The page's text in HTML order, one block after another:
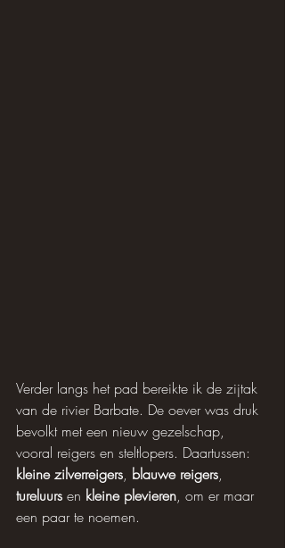
Verder langs het pad bereikte ik de zijtak
van de rivier Barbate. De oever was druk
bevolkt met een nieuw gezelschap,
vooral reigers en steltlopers. Daartussen:
kleine zilverreigers, blauwe reigers,
tureluurs en kleine plevieren, om er maar
een paar te noemen.